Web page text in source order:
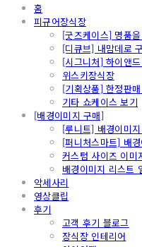
홈
피규어장식장
[굿즈케이스] 명품
[디큐브] 내맘데로
[시그니처] 하이앤
위스키장식장
[기획상품] 한정판
기타 쇼케이스 보기
[배경이미지 구매]
[루니트] 배경이미
[퍼니처스마트] 배
커스텀 사이즈 이미
배경이미지 리스트
악세사리
영상클립
후기
고객 후기 블로그
장식장 인테리어